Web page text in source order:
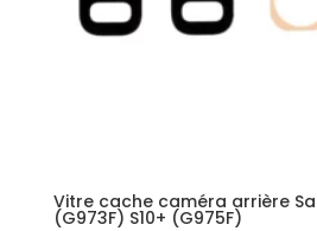
Vitre cache caméra arrière
(G973F) S10+ (G975F)